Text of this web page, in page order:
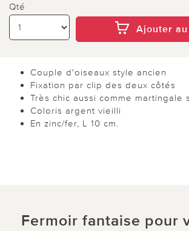
Qté
Ajouter
Couple d'oiseaux style ancien
Fixation par clip des deux côtés
Très chic aussi comme martingale
Coloris argent vieilli
En zinc/fer, L 10 cm.
Fermoir fantaise pour